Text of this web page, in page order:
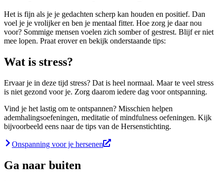
Het is fijn als je je gedachten scherp kan houden en positief. Dan
voel je je vrolijker en ben je mentaal fitter. Hoe zorg je daar nou
voor? Sommige mensen voelen zich somber of gestrest. Blijf er niet
mee lopen. Praat erover en bekijk onderstaande tips:
Wat is stress?
Ervaar je in deze tijd stress? Dat is heel normaal. Maar te veel stress
is niet gezond voor je. Zorg daarom iedere dag voor ontspanning.
Vind je het lastig om te ontspannen? Misschien helpen
ademhalingsoefeningen, meditatie of mindfulness oefeningen. Kijk
bijvoorbeeld eens naar de tips van de Hersenstichting.
Onspanning voor je hersenen
Ga naar buiten